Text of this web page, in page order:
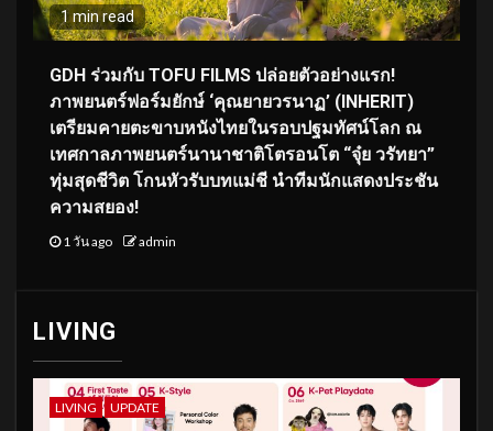
1 min read
GDH ร่วมกับ TOFU FILMS ปล่อยตัวอย่างแรก!
ภาพยนตร์ฟอร์มยักษ์ ‘คุณยายวรนาฏ’ (INHERIT)
เตรียมคายตะขาบหนังไทยในรอบปฐมทัศน์โลก ณ
เทศกาลภาพยนตร์นานาชาติโตรอนโต “จุ๋ย วรัทยา”
ทุ่มสุดชีวิต โกนหัวรับบทแม่ชี นำทีมนักแสดงประชัน
ความสยอง!
1 วัน ago admin
LIVING
LIVING UPDATE